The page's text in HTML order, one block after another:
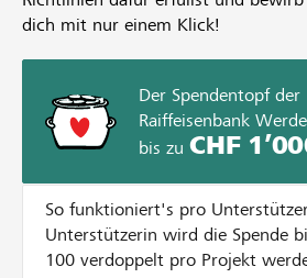
dich mit nur einem Klick!
Der Spendentopf der
Raiffeisenbank
bis zu CHF
So funktioniert's pro Unterstützer oder
Unterstützerin wird die Spende
100 verdoppelt pro Projekt werden 10% vom